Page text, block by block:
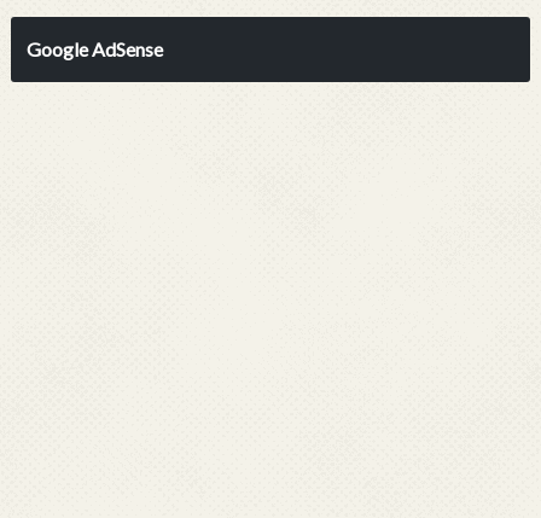
Google AdSense